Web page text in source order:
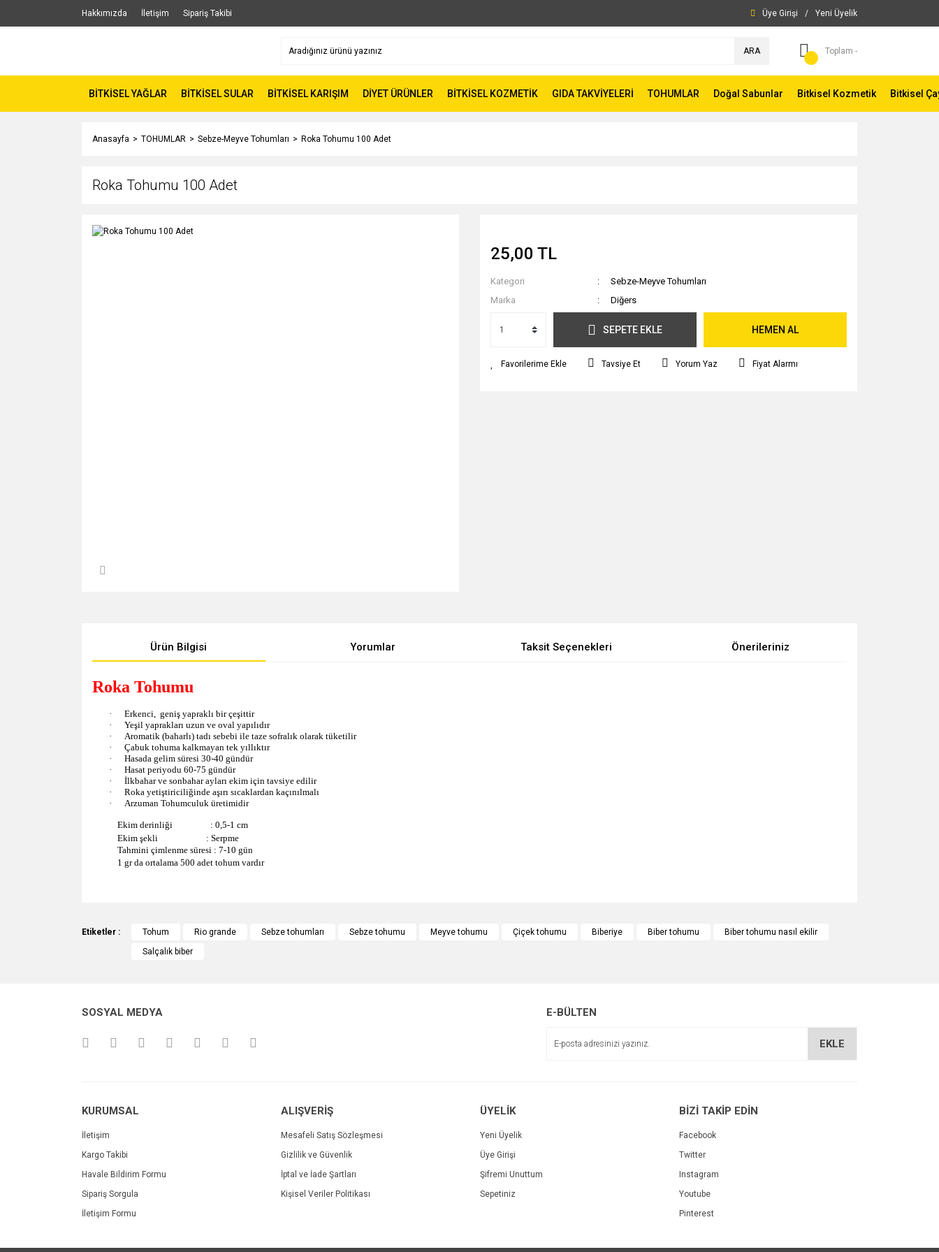
Hakkımızda İletişim Sipariş Takibi Üye Girişi / Yeni Üyelik
ARA Toplam -
BİTKİSEL YAĞLAR BİTKİSEL SULAR BİTKİSEL KARIŞIM DİYET ÜRÜNLER BİTKİSEL KOZMETİK GIDA TAKVİYELERİ TOHUMLAR Doğal Sabunlar Bitkisel Kozmetik Bitkisel
Anasayfa TOHUMLAR Sebze-Meyve Tohumları Roka Tohumu 100 Adet
Roka Tohumu 100 Adet
25,00 TL
Kategori
Sebze-Meyve Tohumları
Marka
Diğers
SEPETE EKLE HEMEN AL
Tavsiye Et Yorum Yaz Fiyat Alarmı
Ürün Bilgisi Yorumlar Taksit Seçenekleri Önerileriniz
Roka Tohumu
·
Erkenci, geniş yapraklı bir çeşittir
·
Yeşil yaprakları uzun ve oval yapılıdır
·
Aromatik (baharlı) tadı sebebi ile taze sofralık olarak tüketilir
·
Çabuk tohuma kalkmayan tek yıllıktır
·
Hasada gelim süresi 30-40 gündür
·
Hasat periyodu 60-75 gündür
·
İlkbahar ve sonbahar ayları ekim için tavsiye edilir
·
Roka yetiştiriciliğinde aşırı sıcaklardan kaçınılmalı
·
Arzuman Tohumculuk üretimidir
Ekim derinliği : 0,5-1 cm
Ekim şekli : Serpme
Tahmini çimlenme süresi : 7-10 gün
1 gr da ortalama 500 adet tohum vardır
Bu ürüne ilk yorumu siz yapın!
Ürün resmi kalitesiz, bozuk veya görüntülenemiyor.
Ürün fiyatı diğer sitelerden daha pahalı.
Etiketler : Tohum Rio grande Sebze tohumları Sebze tohumu Meyve tohumu Çiçek tohumu Biberiye Biber tohumu
Biber tohumu nasıl ekilir
Salçalık biber
SOSYAL MEDYA E-BÜLTEN
EKLE
KURUMSAL
İletişim
Kargo Takibi
Havale Bildirim Formu
Sipariş Sorgula
İletişim Formu
ALIŞVERİŞ
Mesafeli Satış Sözleşmesi
Gizlilik ve Güvenlik
İptal ve İade Şartları
Kişisel Veriler Politikası
ÜYELİK
Yeni Üyelik
Üye Girişi
Şifremi Unuttum
Sepetiniz
BİZİ TAKİP EDİN
Facebook
Twitter
Instagram
Youtube
Pinterest